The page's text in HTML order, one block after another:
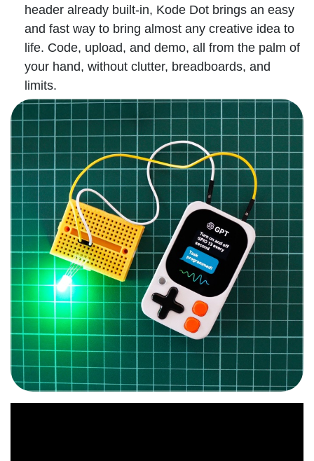
header already built-in, Kode Dot brings an easy
and fast way to bring almost any creative idea to
life. Code, upload, and demo, all from the palm of
your hand, without clutter, breadboards, and
limits.